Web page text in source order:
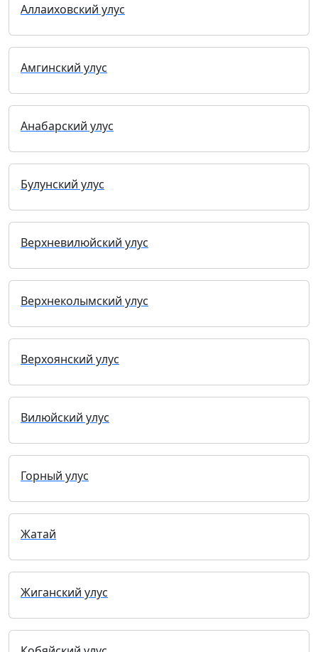
Аллаиховский улус
Амгинский улус
Анабарский улус
Булунский улус
Верхневилюйский улус
Верхнеколымский улус
Верхоянский улус
Вилюйский улус
Горный улус
Жатай
Жиганский улус